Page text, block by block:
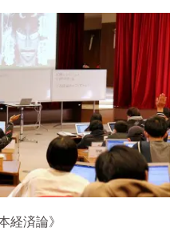
経済論》